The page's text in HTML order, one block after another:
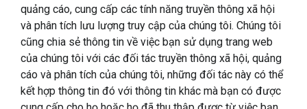
Thông Tin Doanh Nghiệp
Về CodLUCK
Dự Án Tiêu Biểu
Tin Tức Và Blog
quảng cáo, cung cấp các tính năng truyền thông xã hội
và phân tích lưu lượng truy cập của chúng tôi. Chúng tôi
cũng chia sẻ thông tin về việc bạn sử dụng trang web
của chúng tôi với các đối tác truyền thông xã hội, quảng
cáo và phân tích của chúng tôi, những đối tác này có thể
kết hợp thông tin đó với thông tin khác mà bạn có được